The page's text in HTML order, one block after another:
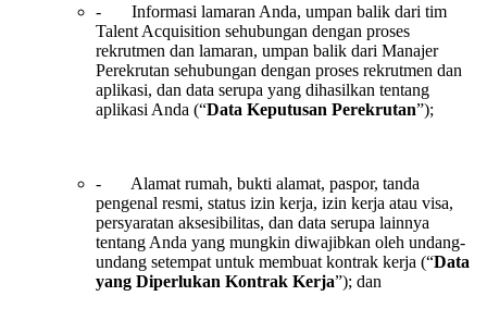
- Informasi lamaran Anda, umpan balik dari tim
Talent Acquisition sehubungan dengan proses
rekrutmen dan lamaran, umpan balik dari Manajer
Perekrutan sehubungan dengan proses rekrutmen dan
aplikasi, dan data serupa yang dihasilkan tentang
aplikasi Anda (“Data Keputusan Perekrutan”);
- Alamat rumah, bukti alamat, paspor, tanda
pengenal resmi, status izin kerja, izin kerja atau visa,
persyaratan aksesibilitas, dan data serupa lainnya
tentang Anda yang mungkin diwajibkan oleh undang-
undang setempat untuk membuat kontrak kerja (“Data
yang Diperlukan Kontrak Kerja”); dan